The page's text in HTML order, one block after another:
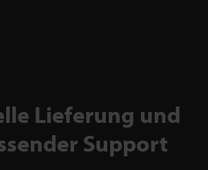
Lieferung und
Support